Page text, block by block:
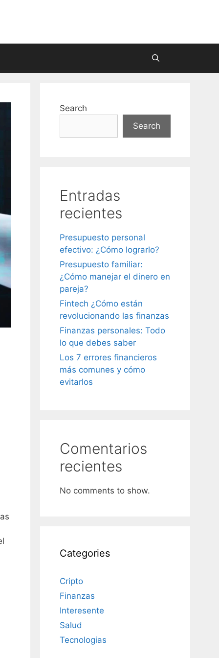
Search
Search
Entradas
recientes
Presupuesto personal
efectivo: ¿Cómo lograrlo?
Presupuesto familiar:
¿Cómo manejar el dinero en
pareja?
Fintech ¿Cómo están
revolucionando las finanzas
Finanzas personales: Todo
lo que debes saber
Los 7 errores financieros
más comunes y cómo
evitarlos
Comentarios
recientes
No comments to show.
Categories
Cripto
Finanzas
Interesente
Salud
Tecnologias